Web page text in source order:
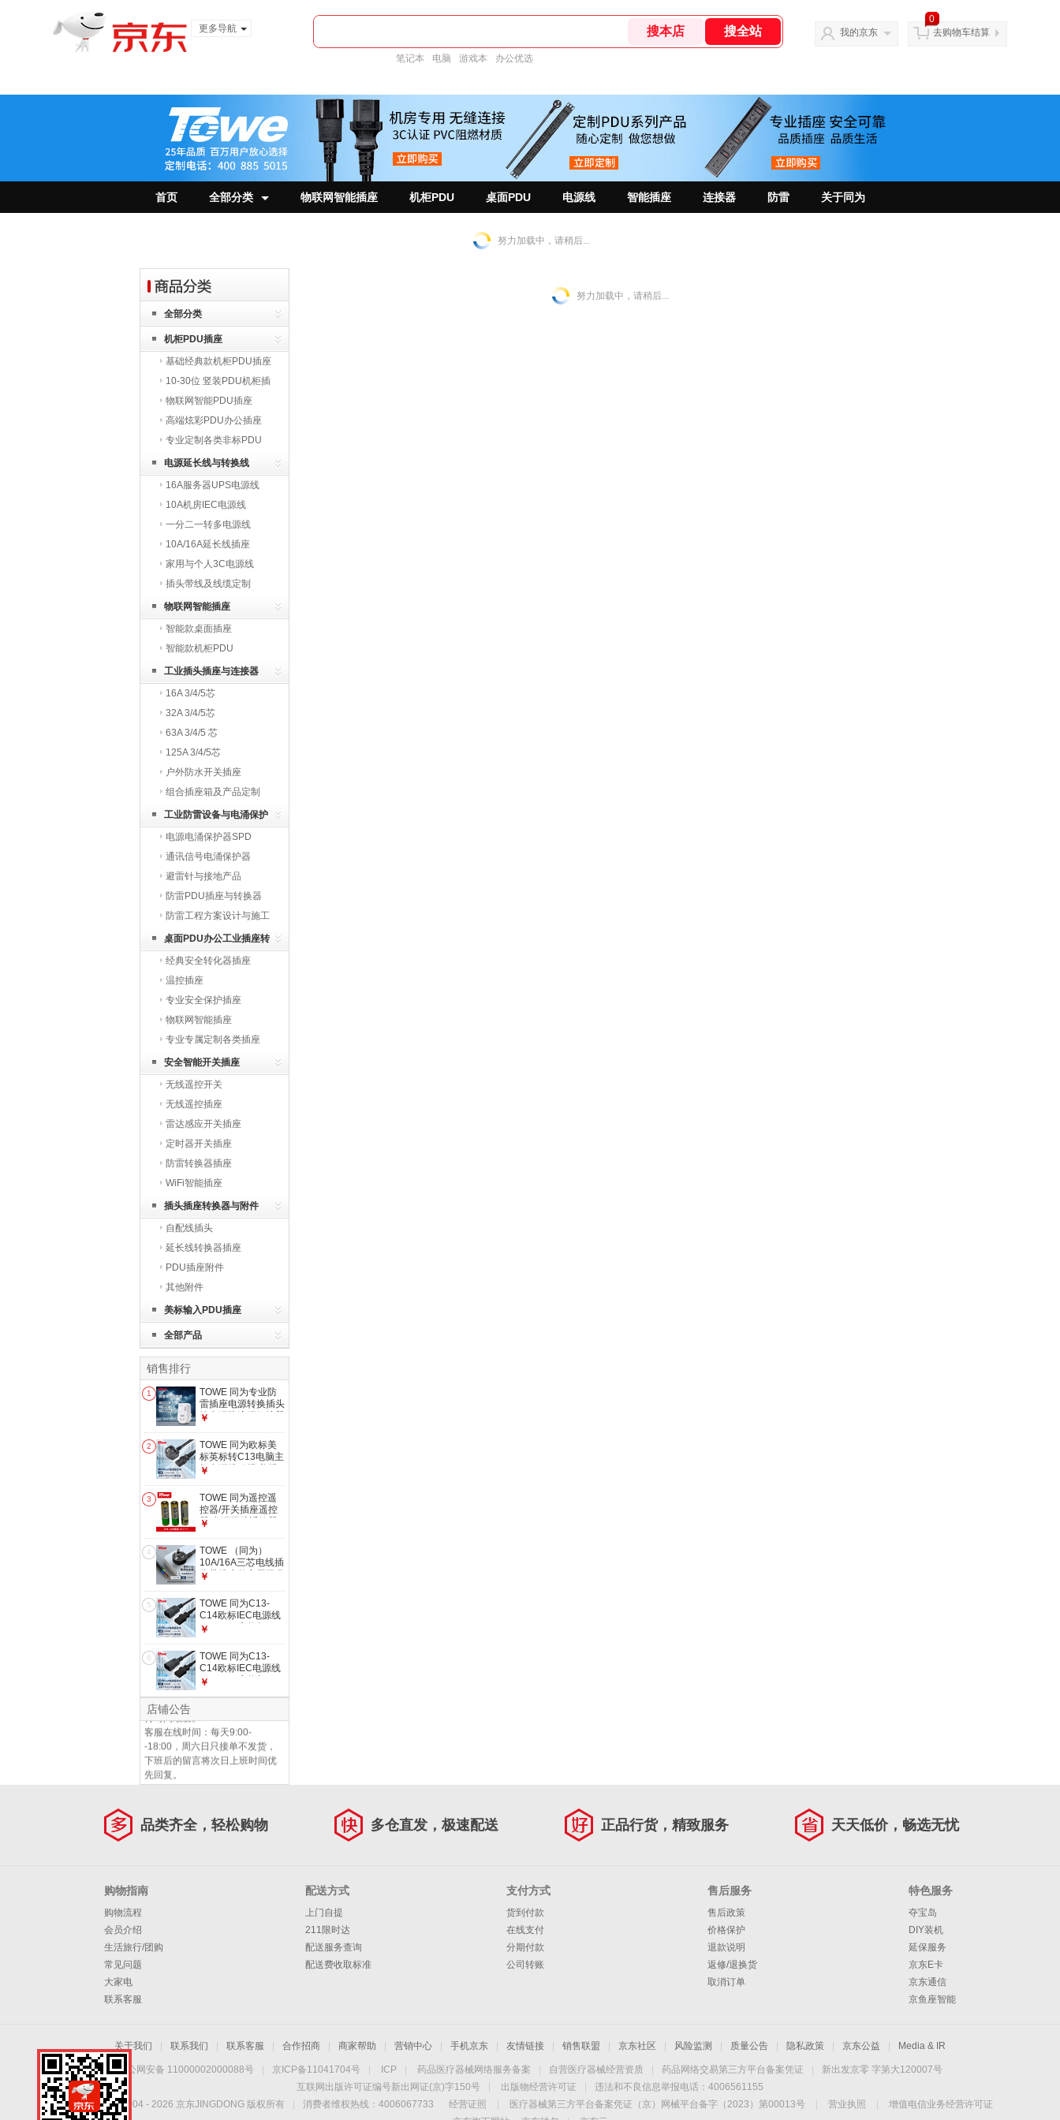
更多导航
笔记本 电脑 游戏本 办公优选
我的京东
0
去购物车结算
首页 全部分类 物联网智能插座 机柜PDU 桌面PDU 电源线 智能插座 连接器 防雷 关于同为
努力加载中，请稍后...
全部分类
机柜PDU插座
基础经典款机柜PDU插座
10-30位 竖装PDU机柜插
座物联网智能PDU插座
高端炫彩PDU办公插座
专业定制各类非标PDU
电源延长线与转换线
16A服务器UPS电源线
10A机房IEC电源线
一分二一转多电源线
10A/16A延长线插座
家用与个人3C电源线
插头带线及线缆定制
物联网智能插座
智能款桌面插座
智能款机柜PDU
工业插头插座与连接器
16A 3/4/5芯
32A 3/4/5芯
63A 3/4/5 芯
125A 3/4/5芯
户外防水开关插座
组合插座箱及产品定制
工业防雷设备与电涌保护
器
电源电涌保护器SPD
通讯信号电涌保护器
避雷针与接地产品
防雷PDU插座与转换器
防雷工程方案设计与施工
桌面PDU办公工业插座转
换器
经典安全转化器插座
温控插座
专业安全保护插座
物联网智能插座
专业专属定制各类插座
安全智能开关插座
无线遥控开关
无线遥控插座
雷达感应开关插座
定时器开关插座
防雷转换器插座
WiFi智能插座
插头插座转换器与附件
自配线插头
延长线转换器插座
PDU插座附件
其他附件
美标输入PDU插座
全部产品
销售排行
1
TOWE 同为专业防
雷插座电源转换插头
抗电涌防浪涌保护器
孔 AP-1011S
￥
2
TOWE 同为欧标美
标英标转C13电脑主
机电源线欧规/美规/
铜芯电源延长线 英
标10A插头转C13
1.8米 1.0平方
￥
3
TOWE 同为遥控遥
控器/开关插座遥控
器/电源无线遥控器
控器电池27A 12V
（共3节）
￥
4
TOWE （同为）
10A/16A三芯电线插
头带线户外家用工业
头自接线裸尾电源线
10A 1.5平 3米TW-F-
G10 3M
￥
5
TOWE 同为C13-
C14欧标IEC电源线
PDU/IEC交换机
源延长线C13转C14
1.8米 1.5平 TW-F-
C13/C14 1.5平方
￥
6
TOWE 同为C13-
C14欧标IEC电源线
PDU/IEC交换机
C13/C14 1.5平方
￥
店铺公告
仓库发货时间：当日16：30前支
付的订单当天发货，16：30后的
订单次日发货，周六日、节假日
不发货，顺延至上班第一天按支
付时间顺发。
客服在线时间：每天9:00-
-18:00，周六日只接单不发货，
下班后的留言将次日上班时间优
先回复。
努力加载中，请稍后...
品类齐全，轻松购物 多仓直发，极速配送 正品行货，精致服务 天天低价，畅选无忧
购物指南
购物流程
会员介绍
生活旅行/团购
常见问题
大家电
联系客服
配送方式
上门自提
211限时达
配送服务查询
配送费收取标准
支付方式
货到付款
在线支付
分期付款
公司转账
售后服务
售后政策
价格保护
退款说明
返修/退换货
取消订单
特色服务
夺宝岛
DIY装机
延保服务
京东E卡
京东通信
京鱼座智能
关于我们 联系我们 联系客服 合作招商 商家帮助 营销中心 手机京东 友情链接 销售联盟 京东社区 风险监测 质量公告 隐私政策 京东公益 Media & IR
京公网安备 11000002000088号 京ICP备11041704号 ICP 药品医疗器械网络服务备案 自营医疗器械经营资质 药品网络交易第三方平台备案凭证
新出发京零 字第大120007号
互联网出版许可证编号新出网证(京)字150号
出版物经营许可证
违法和不良信息举报电话：4006561155
Copyright © 2004 - 2026 京东JINGDONG 版权所有 消费者维权热线：4006067733 经营证照 医疗器械第三方平台备案凭证（京）网械平台备字（2023）第00013号 营业执照
增值电信业务经营许可证